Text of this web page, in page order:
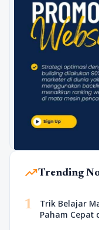
trending_upTrending
1
Trik Belajar
Paham Cepat